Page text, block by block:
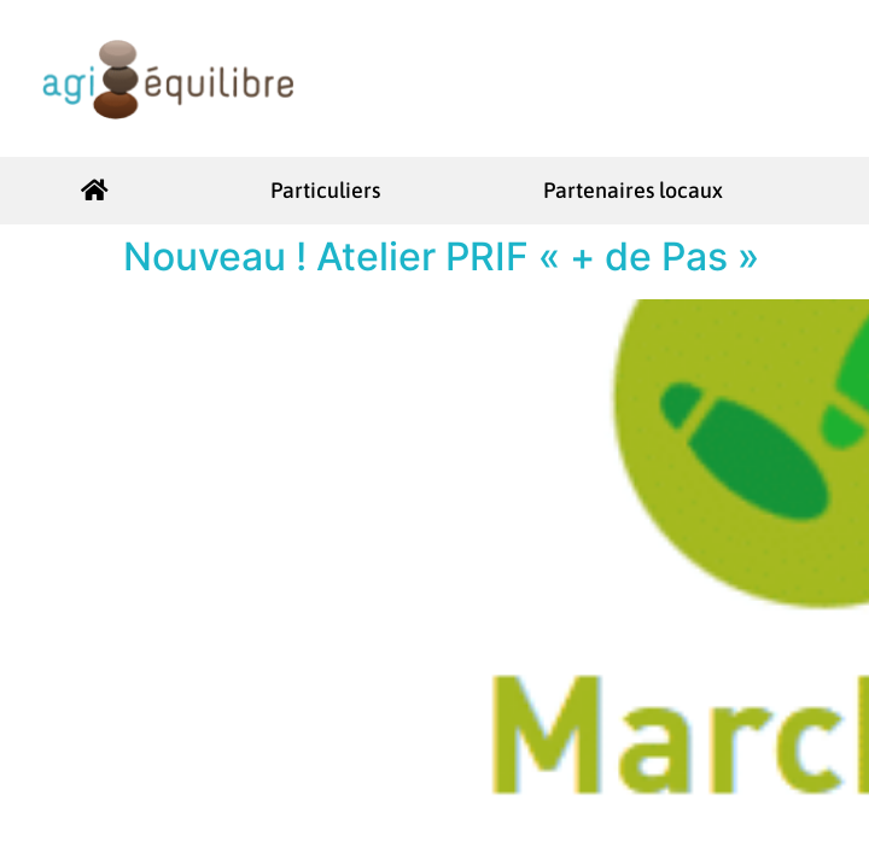
Particuliers Partenaires locaux
Nouveau ! Atelier PRIF « + de Pas »